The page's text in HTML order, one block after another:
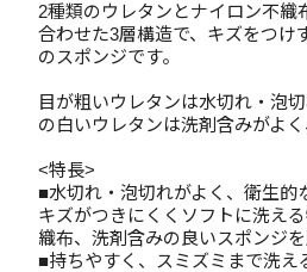
2種類のウレタンとナイロン不織
合わせた3層構造で、キズをつけ
のスポンジです。
目が粗いウレタンは水切れ・泡
の白いウレタンは洗剤含みがよく
<特長>
■水切れ・泡切れがよく、衛生的
キズがつきにくくソフトに洗え
織布、洗剤含みの良いスポンジを
■持ちやすく、スミズミまで洗え